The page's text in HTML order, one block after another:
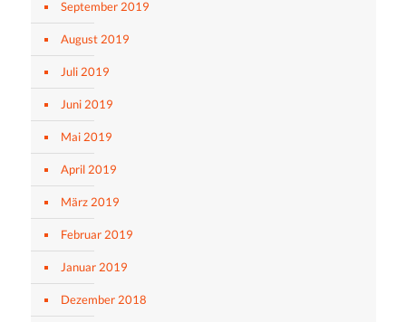
September 2019
August 2019
Juli 2019
Juni 2019
Mai 2019
April 2019
März 2019
Februar 2019
Januar 2019
Dezember 2018